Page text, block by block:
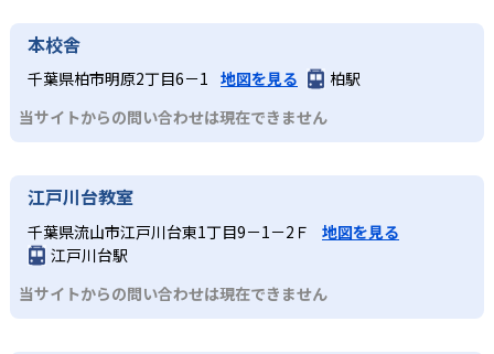
本校舎
千葉県柏市明原2丁目6－1 地図を見る
柏駅
当サイトからの問い合わせは現在できません
江戸川台教室
千葉県流山市江戸川台東1丁目9－1－2Ｆ
地図を見る
江戸川台駅
当サイトからの問い合わせは現在できません